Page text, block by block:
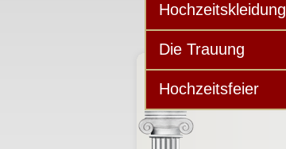
Hochzeitskleidung
Die Trauung
Hochzeitsfeier